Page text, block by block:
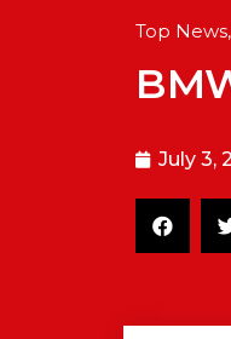
Top News,
July 3,